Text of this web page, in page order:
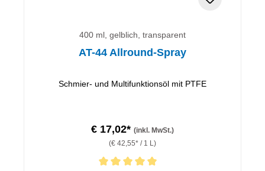
400 ml, gelblich, transparent
AT-44 Allround-Spray
Schmier- und Multifunktionsöl mit PTFE
€ 17,02* (inkl. MwSt.)
(€ 42,55* / 1 L)